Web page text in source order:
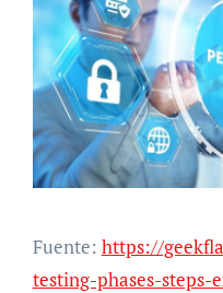
Fuente: https://
testing-phases-steps-